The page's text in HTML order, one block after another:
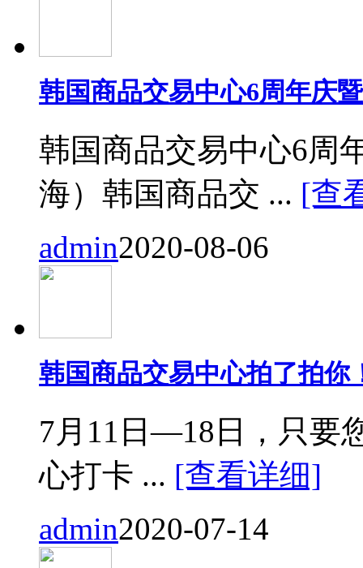
韩国商品交易中心6周年庆
韩国商品交易中心6周
海）韩国商品交 ... [查
admin2020-08-06
韩国商品交易中心拍了拍你
7月11日—18日，只要
心打卡 ... [查看详细]
admin2020-07-14